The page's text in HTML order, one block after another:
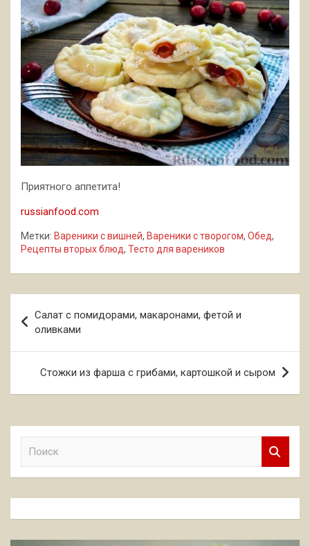
Приятного аппетита!
russianfood.com
Метки: Вареники с вишней, Вареники с творогом, Обед,
Рецепты вторых блюд, Тесто для вареников
по
записям
Салат с помидорами, макаронами, фетой и
оливками
Стожки из фарша с грибами, картошкой и сыром
к